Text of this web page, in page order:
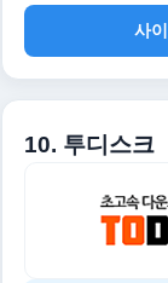
사
10. 투디스크